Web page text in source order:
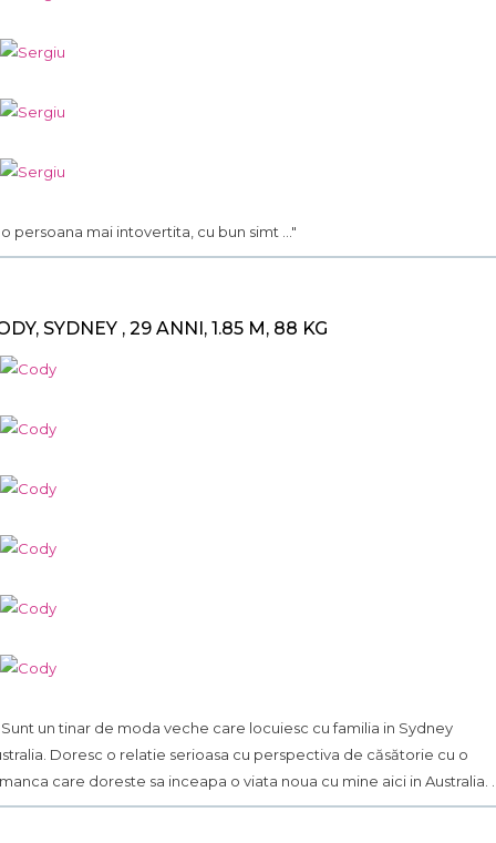
o persoana mai intovertita, cu bun simt ..."
SYDNEY , 29 ANNI, 1.85 M, 88 KG
Sunt un tinar de moda veche care locuiesc cu familia in Sydney
Doresc o relatie serioasa cu perspectiva de căsătorie cu o
care doreste sa inceapa o viata noua cu mine aici in Australia.